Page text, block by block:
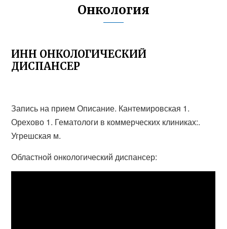
Онкология
ИНН ОНКОЛОГИЧЕСКИЙ
ДИСПАНСЕР
Запись на прием Описание. Кантемировская 1.
Орехово 1. Гематологи в коммерческих клиниках:.
Угрешская м.
Областной онкологический диспансер: